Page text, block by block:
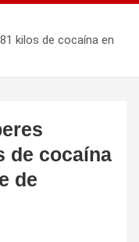
kilos de cocaína en
de cocaína
de